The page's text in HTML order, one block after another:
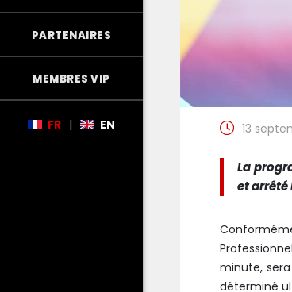
PARTENAIRES
MEMBRES VIP
FR | EN 13
La
et arrêté
minute,
déterminé